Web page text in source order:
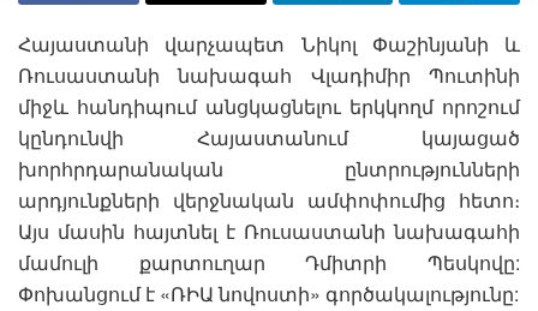
Հայաստանի վարչապետ Նիկոլ Փաշինյանի և
Ռուսաստանի նախագահ Վլադիմիր Պուտինի
միջև հանդիպում անցկացնելու երկկողմ որոշում
կընդունվի Հայաստանում կայացած
խորհրդարանական ընտրությունների
արդյունքների վերջնական ամփոփումից հետո։
Այս մասին հայտնել է Ռուսաստանի նախագահի
մամուլի քարտուղար Դմիտրի Պեսկովը:
Փոխանցում է «ՌԻԱ նովոստի» գործակալությունը: